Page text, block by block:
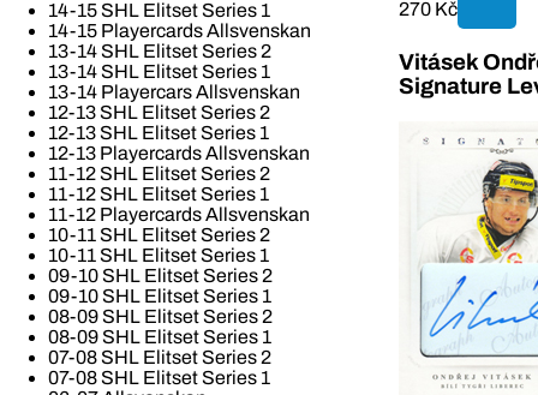
14-15 SHL Elitset Series 1
14-15 Playercards Allsvenskan
13-14 SHL Elitset Series 2
13-14 SHL Elitset Series 1
13-14 Playercars Allsvenskan
12-13 SHL Elitset Series 2
12-13 SHL Elitset Series 1
12-13 Playercards Allsvenskan
11-12 SHL Elitset Series 2
11-12 SHL Elitset Series 1
11-12 Playercards Allsvenskan
10-11 SHL Elitset Series 2
10-11 SHL Elitset Series 1
09-10 SHL Elitset Series 2
09-10 SHL Elitset Series 1
08-09 SHL Elitset Series 2
08-09 SHL Elitset Series 1
07-08 SHL Elitset Series 2
07-08 SHL Elitset Series 1
270 Kč
Vitásek
Signature